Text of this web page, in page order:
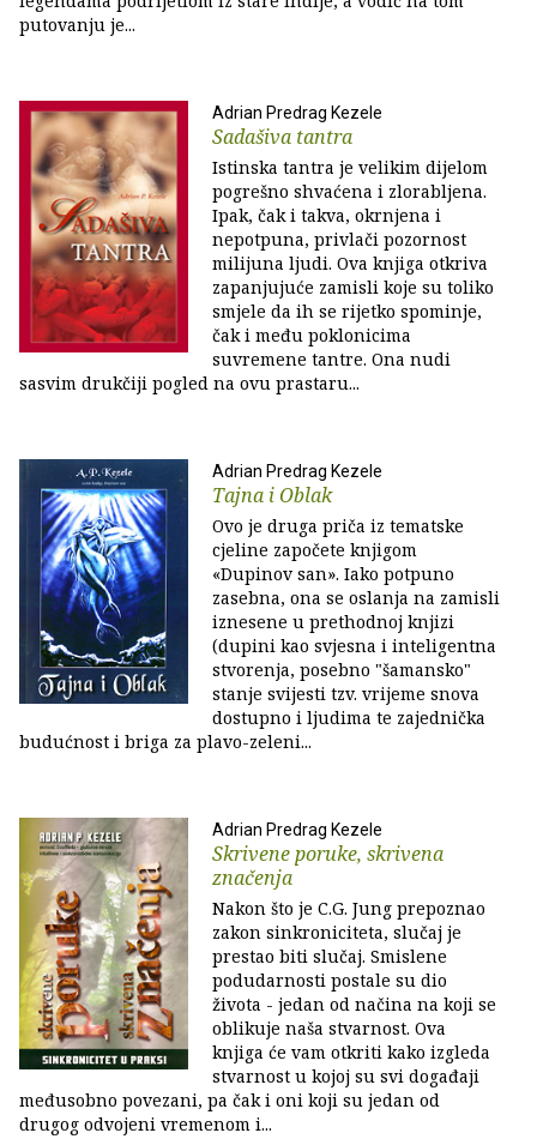
putovanju je...
Adrian Predrag Kezele
Sadašiva tantra
Istinska tantra je velikim dijelom
pogrešno shvaćena i zlorabljena.
Ipak, čak i takva, okrnjena i
nepotpuna, privlači pozornost
milijuna ljudi. Ova knjiga otkriva
zapanjujuće zamisli koje su toliko
smjele da ih se rijetko spominje,
čak i među poklonicima
suvremene tantre. Ona nudi
sasvim drukčiji pogled na ovu prastaru...
Adrian Predrag Kezele
Tajna i Oblak
Ovo je druga priča iz tematske
cjeline započete knjigom
«Dupinov san». Iako potpuno
zasebna, ona se oslanja na zamisli
iznesene u prethodnoj knjizi
(dupini kao svjesna i inteligentna
stvorenja, posebno "šamansko"
stanje svijesti tzv. vrijeme snova
dostupno i ljudima te zajednička
budućnost i briga za plavo-zeleni...
Adrian Predrag Kezele
Skrivene poruke, skrivena
značenja
Nakon što je C.G. Jung prepoznao
zakon sinkroniciteta, slučaj je
prestao biti slučaj. Smislene
podudarnosti postale su dio
života - jedan od načina na koji se
oblikuje naša stvarnost. Ova
knjiga će vam otkriti kako izgleda
stvarnost u kojoj su svi događaji
međusobno povezani, pa čak i oni koji su jedan od
drugog odvojeni vremenom i...